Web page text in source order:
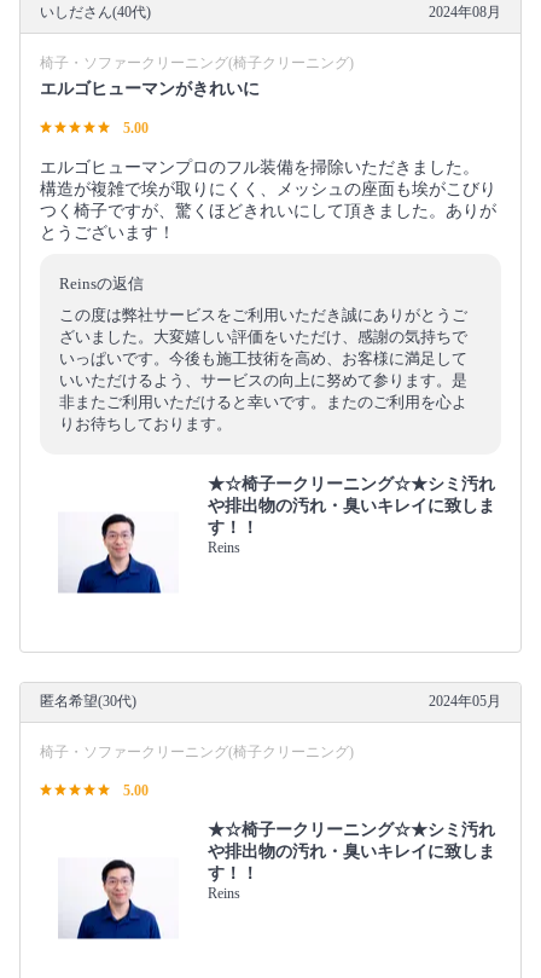
いしださん(40代) 2024年08月
椅子・ソファークリーニング(椅子クリーニング)
エルゴヒューマンがきれいに
5.00
エルゴヒューマンプロのフル装備を掃除いただきました。
構造が複雑で埃が取りにくく、メッシュの座面も埃がこびり
つく椅子ですが、驚くほどきれいにして頂きました。ありが
とうございます！
Reinsの返信
この度は弊社サービスをご利用いただき誠にありがとうご
ざいました。大変嬉しい評価をいただけ、感謝の気持ちで
いっぱいです。今後も施工技術を高め、お客様に満足して
いいただけるよう、サービスの向上に努めて参ります。是
非またご利用いただけると幸いです。またのご利用を心よ
りお待ちしております。
★☆椅子ークリーニング☆★シミ汚れ
や排出物の汚れ・臭いキレイに致しま
す！！
Reins
匿名希望(30代) 2024年05月
椅子・ソファークリーニング(椅子クリーニング)
5.00
★☆椅子ークリーニング☆★シミ汚れ
や排出物の汚れ・臭いキレイに致しま
す！！
Reins